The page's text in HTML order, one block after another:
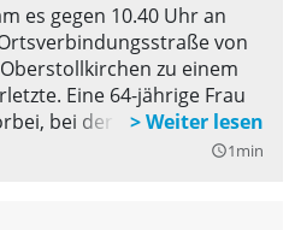
es gegen 10.40 Uhr an
von
zu einem
Eine 64-jährige Frau
bei der die Fahrbahn
Höhe der Baustelle
query_builder1min